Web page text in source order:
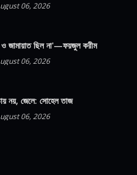
06, 2026
ও জামায়াত ছিল না'—ফয়জুল করীম
06, 2026
নয়, জেলে: সোহেল তাজ
06, 2026